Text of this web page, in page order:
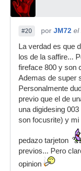
#20 por JM72 el
La verdad es que
los de la saffire...
fireface 800 y son
Ademas de super
Personalmente
previo que el de
una digidesing
son focusrite) y mi
pedazo tarjeton
previos... Pero
opinion